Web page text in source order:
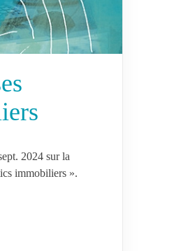
2024 sur la
immobiliers ».